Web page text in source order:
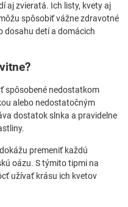
aj zvieratá. Ich listy, kvety aj
spôsobiť vážne zdravotné
dosahu detí a domácich
spôsobené nedostatkom
alebo nedostatočným
dostatok slnka a pravidelne
premeniť každú
oázu. S týmito tipmi na
užívať krásu ich kvetov